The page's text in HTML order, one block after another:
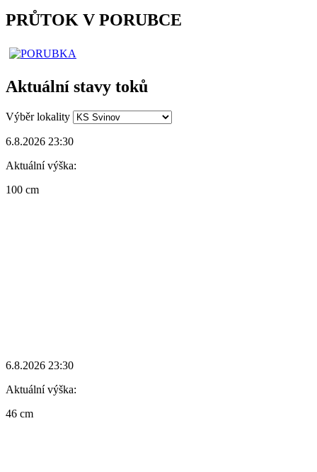
PRŮTOK V PORUBCE
Aktuální stavy toků
Výběr lokality
6.8.2026 23:30
Aktuální výška:
100 cm
6.8.2026 23:30
Aktuální výška:
46 cm